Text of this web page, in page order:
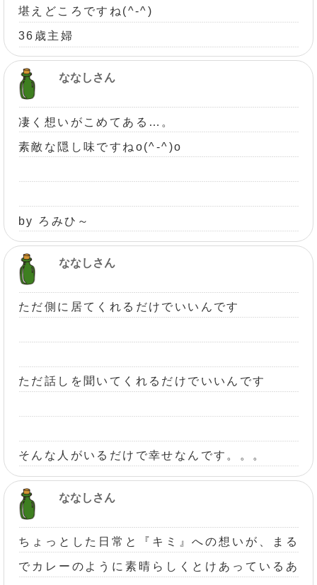
堪えどころですね(^-^)
36歳主婦
ななしさん
凄く想いがこめてある…。
素敵な隠し味ですねo(^-^)o
by ろみひ～
ななしさん
ただ側に居てくれるだけでいいんです
ただ話しを聞いてくれるだけでいいんです
そんな人がいるだけで幸せなんです。。。
ななしさん
ちょっとした日常と『キミ』への想いが、まる
でカレーのように素晴らしくとけあっているあ